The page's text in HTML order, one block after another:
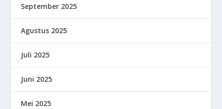
September 2025
Agustus 2025
Juli 2025
Juni 2025
Mei 2025